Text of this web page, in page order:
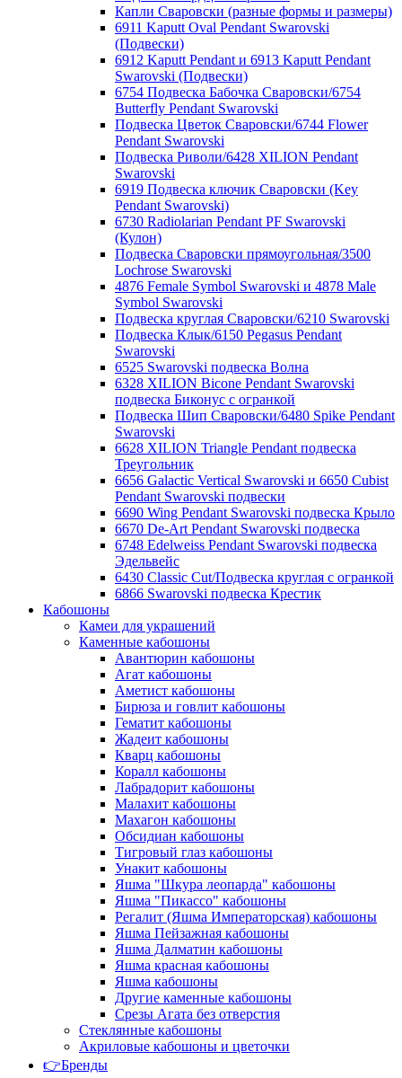
Капли Сваровски (разные формы и размеры)
6911 Kaputt Oval Pendant Swarovski
(Подвески)
6912 Kaputt Pendant и 6913 Kaputt Pendant
Swarovski (Подвески)
6754 Подвеска Бабочка Сваровски/6754
Butterfly Pendant Swarovski
Подвеска Цветок Сваровски/6744 Flower
Pendant Swarovski
Подвеска Риволи/6428 XILION Pendant
Swarovski
6919 Подвеска ключик Сваровски (Key
Pendant Swarovski)
6730 Radiolarian Pendant PF Swarovski
(Кулон)
Подвеска Сваровски прямоугольная/3500
Lochrose Swarovski
4876 Female Symbol Swarovski и 4878 Male
Symbol Swarovski
Подвеска круглая Сваровски/6210 Swarovski
Подвеска Клык/6150 Pegasus Pendant
Swarovski
6525 Swarovski подвеска Волна
6328 XILION Bicone Pendant Swarovski
подвеска Биконус c огранкой
Подвеска Шип Сваровски/6480 Spike Pendant
Swarovski
6628 XILION Triangle Pendant подвеска
Треугольник
6656 Galactic Vertical Swarovski и 6650 Cubist
Pendant Swarovski подвески
6690 Wing Pendant Swarovski подвеска Крыло
6670 De-Art Pendant Swarovski подвеска
6748 Edelweiss Pendant Swarovski подвеска
Эдельвейс
6430 Classic Cut/Подвеска круглая с огранкой
6866 Swarovski подвеска Крестик
Кабошоны
Камеи для украшений
Каменные кабошоны
Авантюрин кабошоны
Агат кабошоны
Аметист кабошоны
Бирюза и говлит кабошоны
Гематит кабошоны
Жадеит кабошоны
Кварц кабошоны
Коралл кабошоны
Лабрадорит кабошоны
Малахит кабошоны
Махагон кабошоны
Обсидиан кабошоны
Тигровый глаз кабошоны
Унакит кабошоны
Яшма "Шкура леопарда" кабошоны
Яшма "Пикассо" кабошоны
Регалит (Яшма Императорская) кабошоны
Яшма Пейзажная кабошоны
Яшма Далматин кабошоны
Яшма красная кабошоны
Яшма кабошоны
Другие каменные кабошоны
Срезы Агата без отверстия
Стеклянные кабошоны
Акриловые кабошоны и цветочки
👉Бренды